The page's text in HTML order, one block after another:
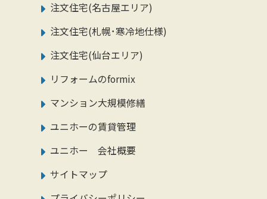
注文住宅(名古屋エリア)
注文住宅(札幌･寒冷地仕様)
注文住宅(仙台エリア)
リフォームのformix
マンション大規模修繕
ユニホーの賃貸管理
ユニホー 会社概要
サイトマップ